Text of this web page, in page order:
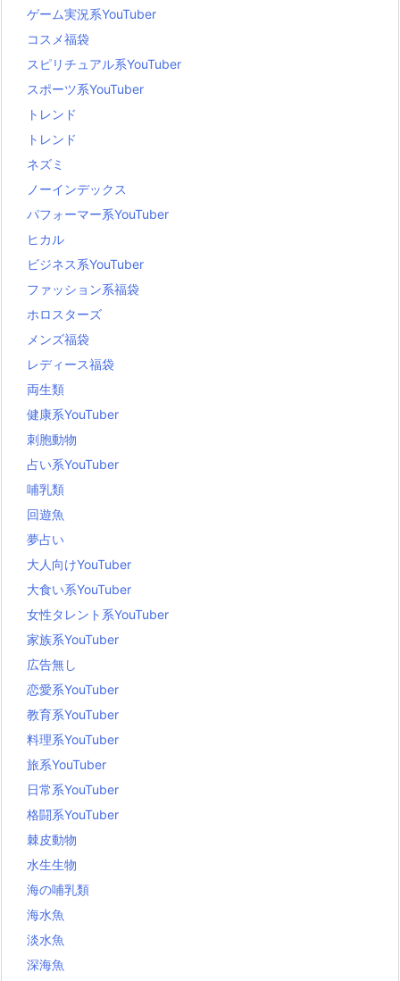
ゲーム実況系YouTuber
コスメ福袋
スピリチュアル系YouTuber
スポーツ系YouTuber
トレンド
トレンド
ネズミ
ノーインデックス
パフォーマー系YouTuber
ヒカル
ビジネス系YouTuber
ファッション系福袋
ホロスターズ
メンズ福袋
レディース福袋
両生類
健康系YouTuber
刺胞動物
占い系YouTuber
哺乳類
回遊魚
夢占い
大人向けYouTuber
大食い系YouTuber
女性タレント系YouTuber
家族系YouTuber
広告無し
恋愛系YouTuber
教育系YouTuber
料理系YouTuber
旅系YouTuber
日常系YouTuber
格闘系YouTuber
棘皮動物
水生生物
海の哺乳類
海水魚
淡水魚
深海魚